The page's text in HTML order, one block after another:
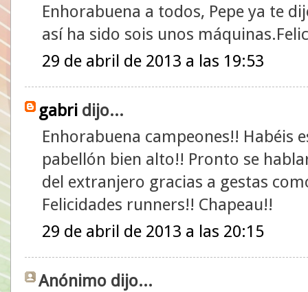
Enhorabuena a todos, Pepe ya te
así ha sido sois unos
29 de abril de 2013 a las 19:53
gabri dijo...
Enhorabuena campeones!! Habéis
pabellón bien alto!! Pronto se
del extranjero gracias a gestas
Felicidades runners!! Chapeau!!
29 de abril de 2013 a las 20:15
Anónimo dijo...